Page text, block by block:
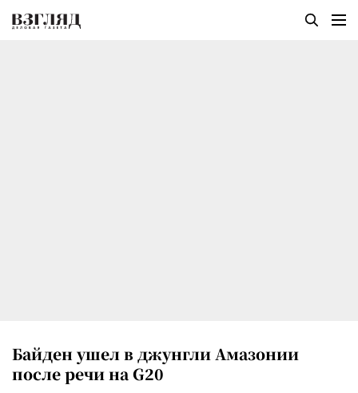
Байден ушел в джунгли Амазонии
после речи на G20